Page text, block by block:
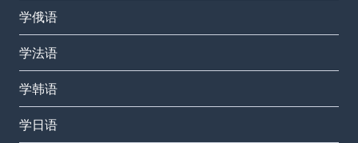
学俄语
学法语
学韩语
学日语